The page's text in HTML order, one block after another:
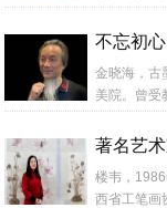
不忘初
金晓海，古
美院。曾受
著名艺
楼韦，
西省工笔画